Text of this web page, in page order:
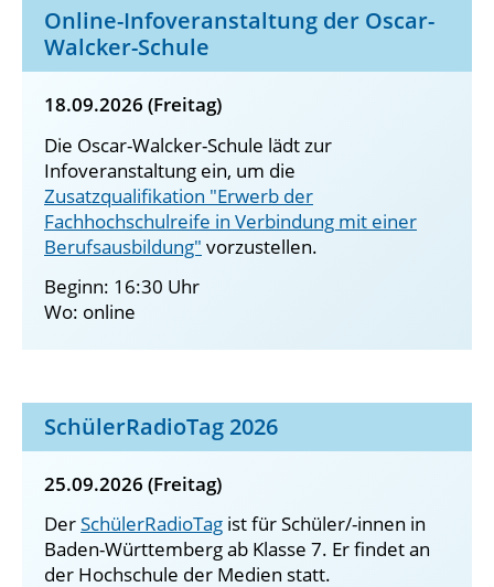
Online-Infoveranstaltung der Oscar-
Walcker-Schule
18.09.2026 (Freitag)
Die Oscar-Walcker-Schule lädt zur
Infoveranstaltung ein, um die
Zusatzqualifikation "Erwerb der
Fachhochschulreife in Verbindung mit einer
Berufsausbildung" vorzustellen.
Beginn: 16:30 Uhr
Wo: online
SchülerRadioTag 2026
25.09.2026 (Freitag)
DerSchülerRadioTag ist für Schüler/-innen in
Baden-Württemberg ab Klasse 7. Er findet an
der Hochschule der Medien statt.